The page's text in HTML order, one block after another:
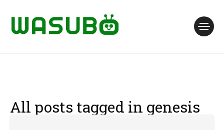
All posts tagged in genesis